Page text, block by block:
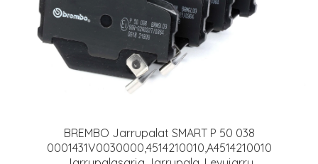
BREMBO Jarrupalat SMART P 50 038
0001431V0030000,4514210010,A4514210010